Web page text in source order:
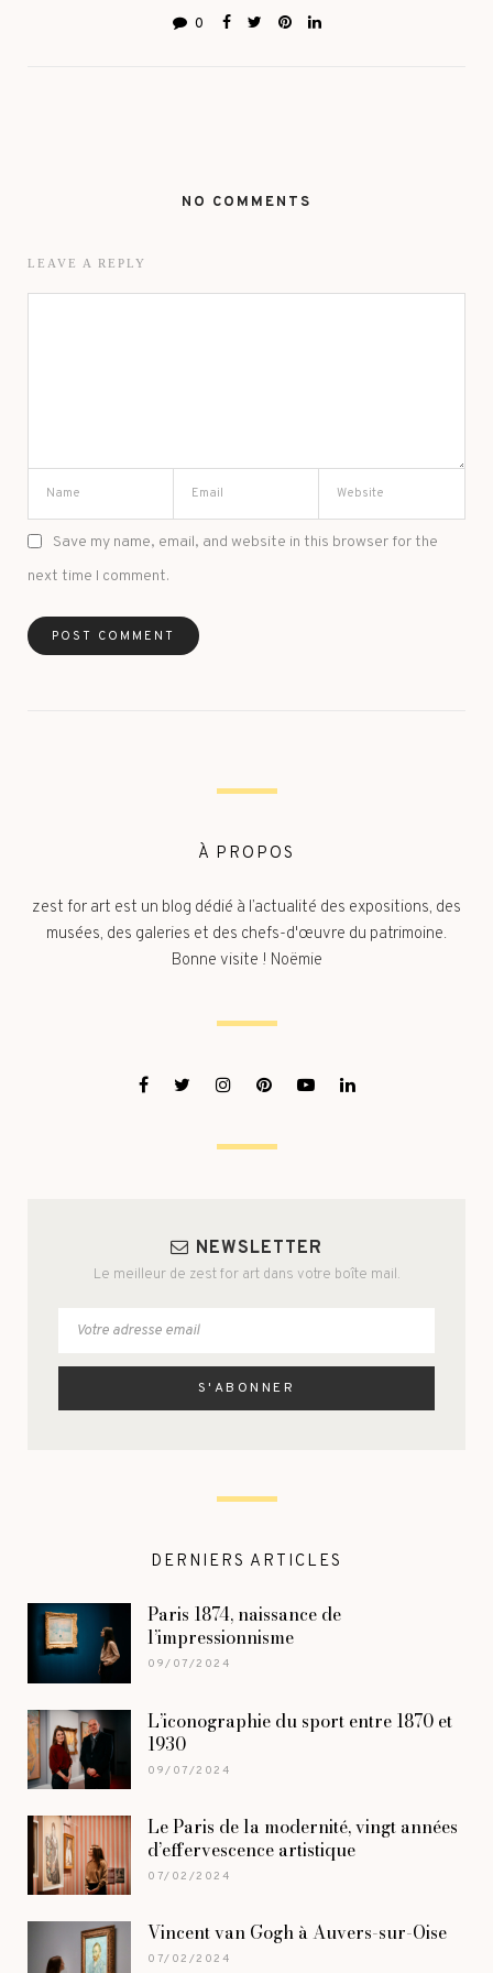
0
NO COMMENTS
LEAVE A REPLY
Save my name, email, and website in this browser for the
next time I comment.
À PROPOS
zest for art est un blog dédié à l’actualité des expositions, des
musées, des galeries et des chefs-d'œuvre du patrimoine.
Bonne visite ! Noëmie
NEWSLETTER
Le meilleur de zest for art dans votre boîte mail.
DERNIERS ARTICLES
Paris 1874, naissance de
l’impressionnisme
09/07/2024
L’iconographie du sport entre 1870 et
1930
09/07/2024
Le Paris de la modernité, vingt années
d’effervescence artistique
07/02/2024
Vincent van Gogh à Auvers-sur-Oise
07/02/2024